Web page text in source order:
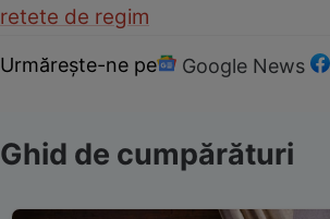
retete de regim
Urmărește-ne pe Google News
Ghid de cumpărături